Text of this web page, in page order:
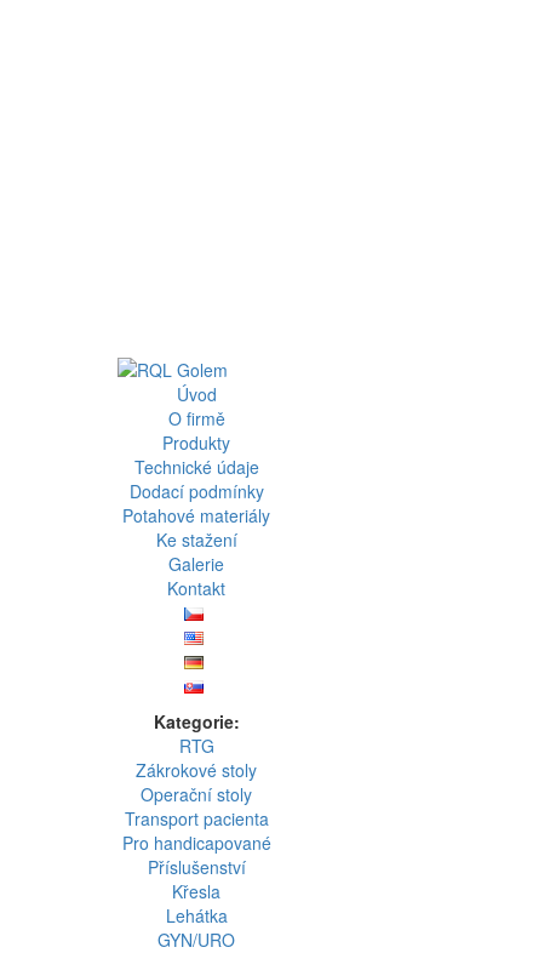
Úvod
O firmě
Produkty
Technické údaje
Dodací podmínky
Potahové materiály
Ke stažení
Galerie
Kontakt
Kategorie:
RTG
Zákrokové stoly
Operační stoly
Transport pacienta
Pro handicapované
Příslušenství
Křesla
Lehátka
GYN/URO